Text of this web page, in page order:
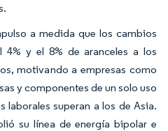
a medida que los cambios
4% y el 8% de aranceles a los
motivando a empresas como
y componentes de un solo uso
laborales superan a los de Asia.
su línea de energía bipolar e